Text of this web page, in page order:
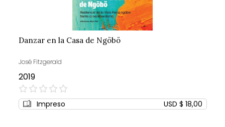
Danzar en la Casa de Ngöbö
José Fitzgerald
2019
0%
Impreso USD $ 18,00